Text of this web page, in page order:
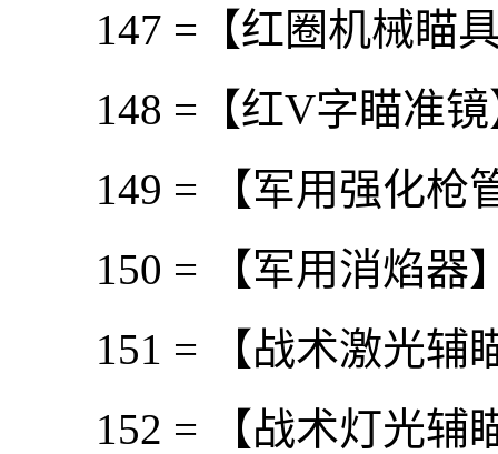
147 =【红圈机械瞄具
148 =【红V字瞄准镜
149 = 【军用强化枪
150 = 【军用消焰器
151 = 【战术激光辅瞄
152 = 【战术灯光辅